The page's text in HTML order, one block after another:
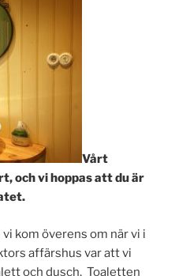
Vårt
och vi hoppas att du är
kom överens om när vi i
affärshus var att vi
och dusch. Toaletten